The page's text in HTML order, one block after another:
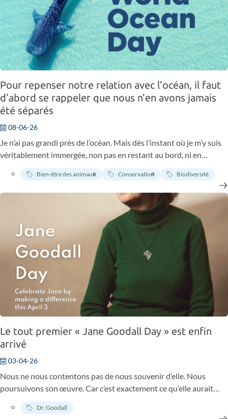
Pour repenser notre relation avec l’océan, il faut
d’abord se rappeler que nous n’en avons jamais
été séparés
08-06-26
Je n’ai pas grandi près de l’océan. Mais dès l’instant où je m’y suis
véritablement immergée, non pas en restant au bord, ni en
pataugeant, mais en y plongeant pour de bon, quelque chose a
changé. Pas de façon spectaculaire. Plutôt une prise de
conscience. Comme si je me souvenais de quelque chose dont
j’ignorais avoir oublié l’existence. C’est ça, l’océan. On n’a pas
l’impression de faire connaissance. On a l’impression de se
retrouver. Et depuis, j’essaie de comprendre pourquoi.
Bien-être des animaux Conservation Biodiversité
Le tout premier « Jane Goodall Day » est enfin
arrivé
03-04-26
Nous ne nous contentons pas de nous souvenir d’elle. Nous
poursuivons son œuvre. Car c’est exactement ce qu’elle aurait
souhaité.
Dr. Goodall